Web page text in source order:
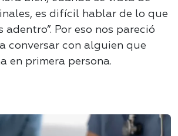
es difícil hablar de lo que
adentro”. Por eso nos pareció
conversar con alguien que
en primera persona.